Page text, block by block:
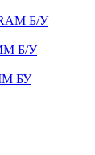
Б/У
Б/У
БУ